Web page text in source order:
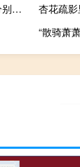
“差强人意”和“强差人意”分别是什么意思
杏花疏
“散骑萧